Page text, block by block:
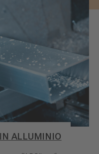
ALLUMINIO